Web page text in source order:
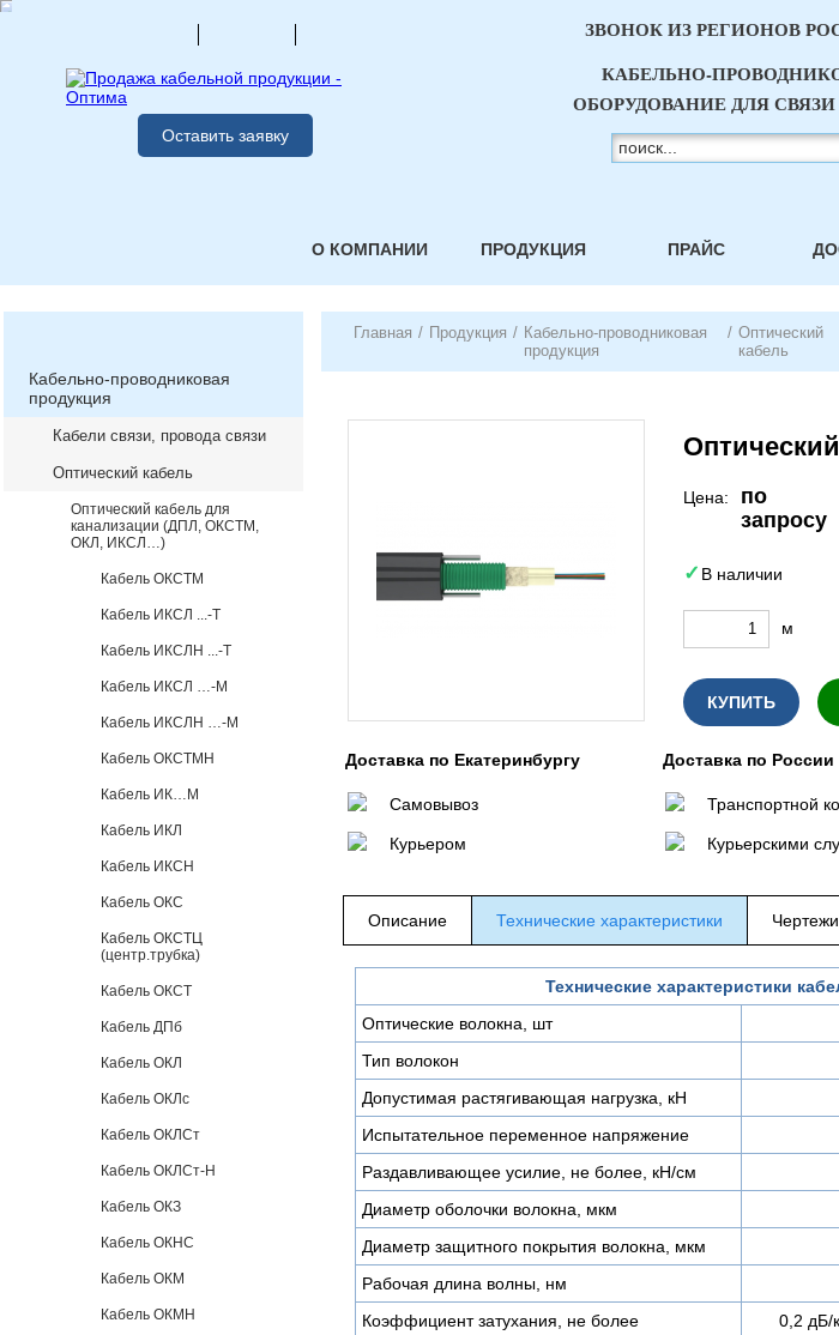
Оставить заявку
ЗВОНОК ИЗ РЕГИОНОВ
КАБЕЛЬНО-
ОБОРУДОВАНИЕ ДЛЯ
О КОМПАНИИ ПРОДУКЦИЯ ПРАЙС
Кабельно-проводниковая
продукция
Кабели связи, провода связи
Оптический кабель
Оптический кабель для
канализации (ДПЛ, ОКСТМ,
ОКЛ, ИКСЛ…)
Кабель ОКСТМ
Кабель ИКСЛ ...-Т
Кабель ИКСЛН ...-Т
Кабель ИКСЛ …-М
Кабель ИКСЛН …-М
Кабель ОКСТМН
Кабель ИК…М
Кабель ИКЛ
Кабель ИКСН
Кабель ОКС
Кабель ОКСТЦ
(центр.трубка)
Кабель ОКСТ
Кабель ДПб
Кабель ОКЛ
Кабель ОКЛс
Кабель ОКЛСт
Кабель ОКЛСт-Н
Кабель ОКЗ
Кабель ОКНС
Кабель ОКМ
Кабель ОКМН
Главная / Продукция / Кабельно-проводниковая
продукция
/ Оптический
кабель
Цена:
по
запросу
В наличии
м
КУПИТЬ
Доставка по Екатеринбургу
Самовывоз
Курьером
Доставка по России
Транспортной
Курьерскими
Описание Технические характеристики
Технические характеристики
Оптические волокна, шт
Тип волокон
Допустимая растягивающая нагрузка, кН
Испытательное переменное напряжение
Раздавливающее усилие, не более, кН/см
Диаметр оболочки волокна, мкм
Диаметр защитного покрытия волокна, мкм
Рабочая длина волны, нм
Коэффициент затухания, не более
0,2 дБ/